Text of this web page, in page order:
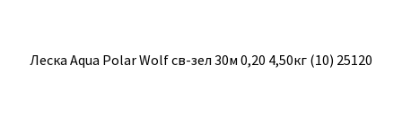
Леска Aqua Polar Wolf св-зел 30м 0,20 4,50кг (10) 25120